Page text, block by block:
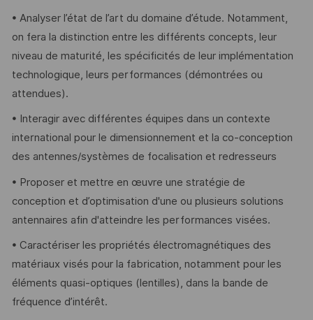
• Analyser l’état de l’art du domaine d’étude. Notamment,
on fera la distinction entre les différents concepts, leur
niveau de maturité, les spécificités de leur implémentation
technologique, leurs performances (démontrées ou
attendues).
• Interagir avec différentes équipes dans un contexte
international pour le dimensionnement et la co-conception
des antennes/systèmes de focalisation et redresseurs
• Proposer et mettre en œuvre une stratégie de
conception et d’optimisation d'une ou plusieurs solutions
antennaires afin d'atteindre les performances visées.
• Caractériser les propriétés électromagnétiques des
matériaux visés pour la fabrication, notamment pour les
éléments quasi-optiques (lentilles), dans la bande de
fréquence d’intérêt.